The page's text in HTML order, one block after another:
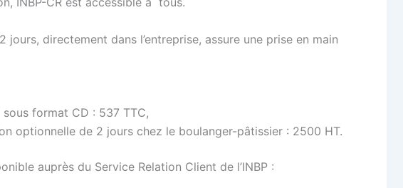
jours, directement dans l’entreprise, assure une prise en main
format CD : 537 TTC,
optionnelle de 2 jours chez le boulanger-pâtissier : 2500 HT.
auprès du Service Relation Client de l’INBP :